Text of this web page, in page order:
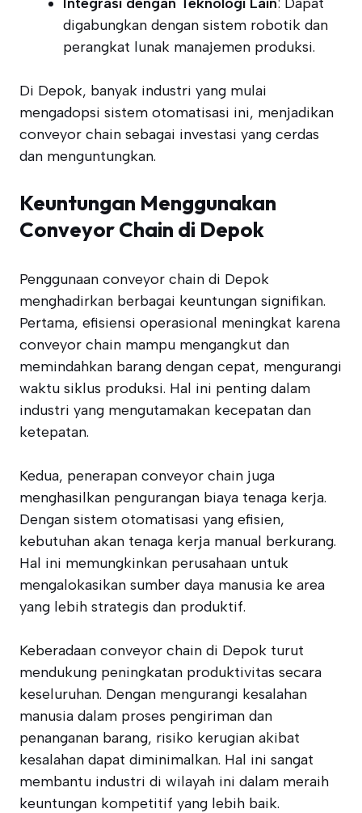
digabungkan dengan sistem robotik dan
perangkat lunak manajemen produksi.
Di Depok, banyak industri yang mulai
mengadopsi sistem otomatisasi ini, menjadikan
conveyor chain sebagai investasi yang cerdas
dan menguntungkan.
Keuntungan Menggunakan
Conveyor Chain di Depok
Penggunaan conveyor chain di Depok
menghadirkan berbagai keuntungan signifikan.
Pertama, efisiensi operasional meningkat karena
conveyor chain mampu mengangkut dan
memindahkan barang dengan cepat, mengurangi
waktu siklus produksi. Hal ini penting dalam
industri yang mengutamakan kecepatan dan
ketepatan.
Kedua, penerapan conveyor chain juga
menghasilkan pengurangan biaya tenaga kerja.
Dengan sistem otomatisasi yang efisien,
kebutuhan akan tenaga kerja manual berkurang.
Hal ini memungkinkan perusahaan untuk
mengalokasikan sumber daya manusia ke area
yang lebih strategis dan produktif.
Keberadaan conveyor chain di Depok turut
mendukung peningkatan produktivitas secara
keseluruhan. Dengan mengurangi kesalahan
manusia dalam proses pengiriman dan
penanganan barang, risiko kerugian akibat
kesalahan dapat diminimalkan. Hal ini sangat
membantu industri di wilayah ini dalam meraih
keuntungan kompetitif yang lebih baik.